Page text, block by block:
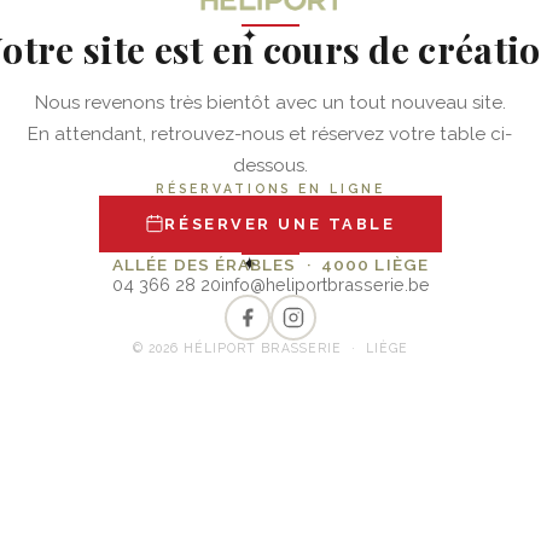
✦
site est en cours de
Nous revenons très bientôt avec un tout nouveau site.
En attendant, retrouvez-nous et réservez votre table ci-
dessous.
RÉSERVATIONS EN LIGNE
RÉSERVER UNE TABLE
✦
ALLÉE DES ÉRABLES · 4000 LIÈGE
04 366 28 20info@heliportbrasserie.be
© 2026 HÉLIPORT BRASSERIE · LIÈGE